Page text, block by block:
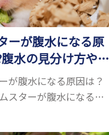
ーが腹水になる原
水の見分け方や対
解説
が腹水になる原因は？
スターが腹水になる原